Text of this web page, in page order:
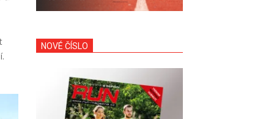
NOVÉ ČÍSLO